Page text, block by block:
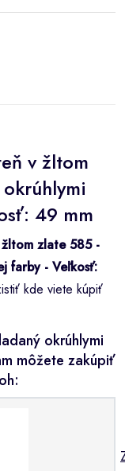
v žltom
49 mm
zlate 585 -
farby - Veľkosť:
kde viete kúpiť
okrúhlymi
môžete zakúpiť